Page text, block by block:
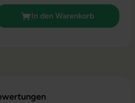
Gib den gewünschten
In den Warenkorb